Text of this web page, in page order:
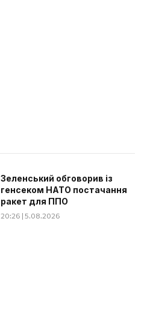
Зеленський обговорив із
генсеком НАТО постачання
ракет для ППО
20:26 | 5.08.2026